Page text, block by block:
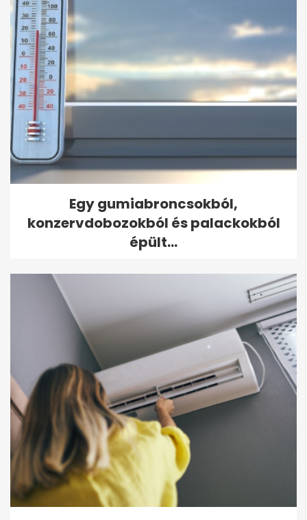
Egy gumiabroncsokból,
konzervdobozokból és palackokból
épült...